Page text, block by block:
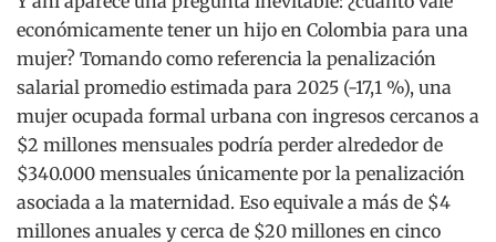
económicamente tener un hijo en Colombia para una
mujer? Tomando como referencia la penalización
salarial promedio estimada para 2025 (-17,1 %), una
mujer ocupada formal urbana con ingresos cercanos a
$2 millones mensuales podría perder alrededor de
$340.000 mensuales únicamente por la penalización
asociada a la maternidad. Eso equivale a más de $4
millones anuales y cerca de $20 millones en cinco